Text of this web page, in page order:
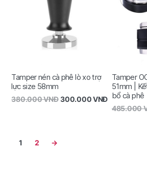
Tamper nén cà phê lò xo trợ
lực size 58mm
380.000VNĐ 300.000VNĐ
Tamper
51mm |
bổ cà phê
485.000
1 2 →